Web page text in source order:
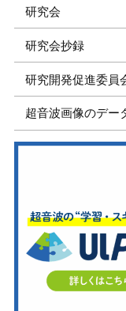
研究会
研究会抄録
研究開発促進委員
超音波画像のデー